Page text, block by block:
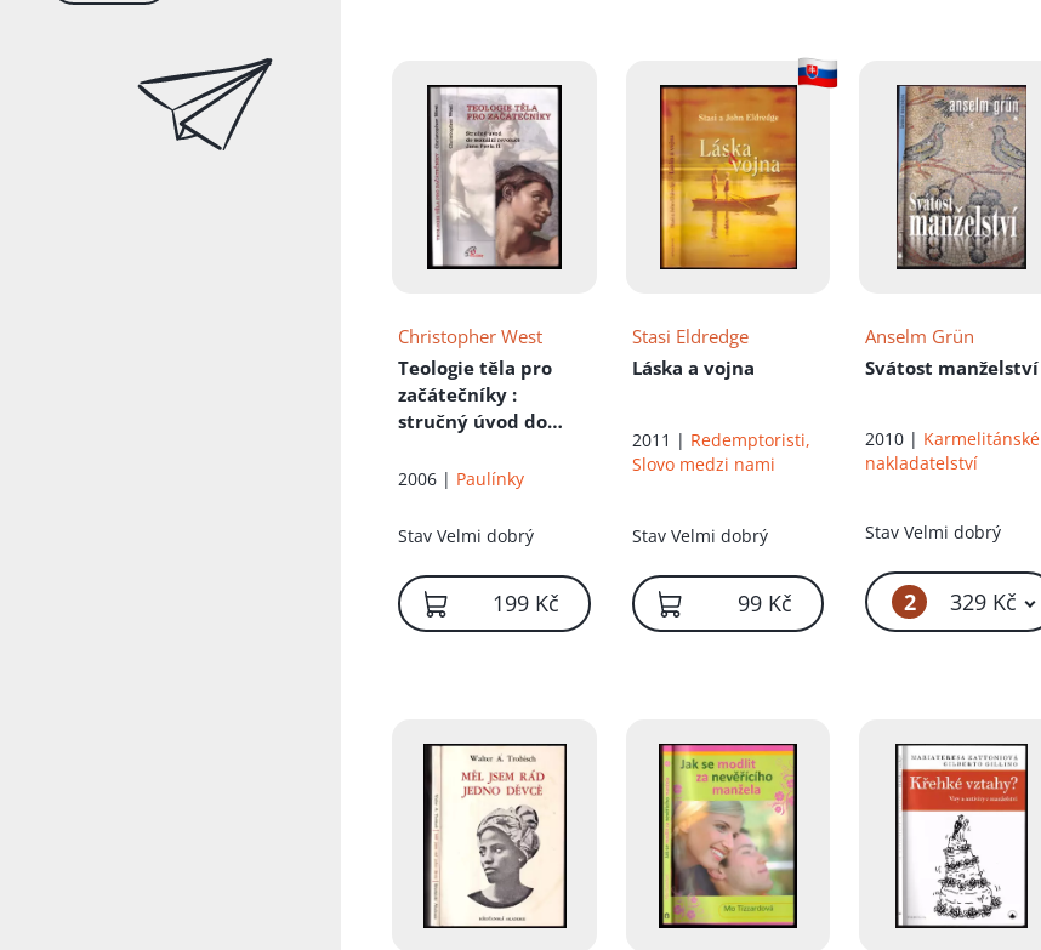
Christopher West
Teologie těla pro
začátečníky :
stručný úvod do
Jana Pavla II
2006 | Paulínky
StavVelmi dobrý
199 Kč
Stasi Eldredge
Láska a vojna
2011 | Redemptoristi,
Slovo medzi nami
Stav Velmi dobrý
99 Kč
Anselm Grün
Svátost manželství
2010 | Karmelitánské
nakladatelství
StavVelmi dobrý
2 329 Kč
Přidáno do košíku!